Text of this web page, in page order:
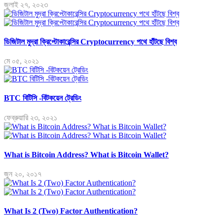
জুলাই ২৭, ২০২৩
ডিজিটাল মুদ্রা ক্রিপ্টোকারেন্সির Cryptocurrency পথে হাঁটছে বিশ্ব
মে ০৫, ২০২১
BTC বিটিসি -বিটকয়েন ট্রেডিং
ফেব্রুয়ারি ২৩, ২০২১
What is Bitcoin Address? What is Bitcoin Wallet?
জুন ২০, ২০১৭
What Is 2 (Two) Factor Authentication?